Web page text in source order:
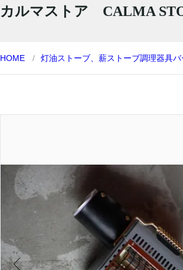
カルマストア CALMA
HOME 灯油ストーブ、薪ストーブ調理器具バ